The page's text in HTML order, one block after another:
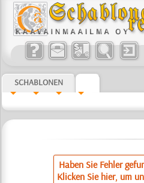
SCHABLONEN
Haben Sie Fehler
Klicken Sie hier, um